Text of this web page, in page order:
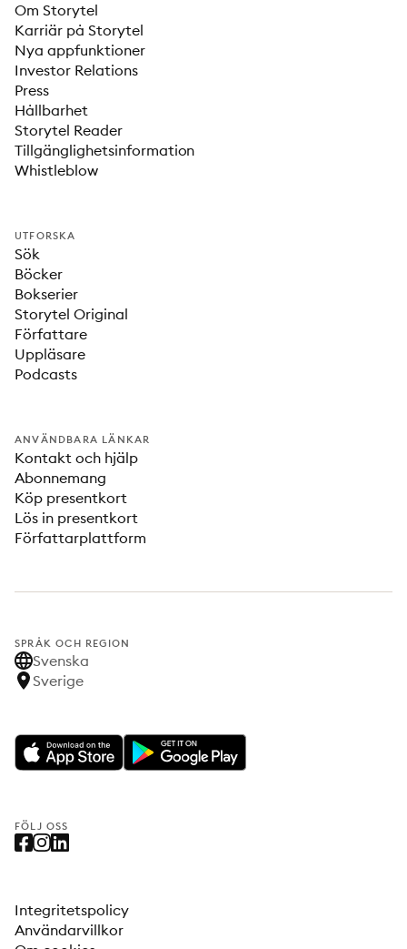
Om Storytel
Karriär på Storytel
Nya appfunktioner
Investor Relations
Press
Hållbarhet
Storytel Reader
Tillgänglighetsinformation
Whistleblow
UTFORSKA
Sök
Böcker
Bokserier
Storytel Original
Författare
Uppläsare
Podcasts
ANVÄNDBARA LÄNKAR
Kontakt och hjälp
Abonnemang
Köp presentkort
Lös in presentkort
Författarplattform
SPRÅK OCH REGION
Svenska
Sverige
FÖLJ OSS
Integritetspolicy
Användarvillkor